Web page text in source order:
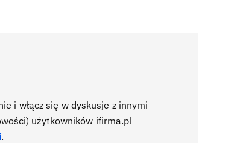
i włącz się w dyskusje z innymi
użytkowników ifirma.pl
.